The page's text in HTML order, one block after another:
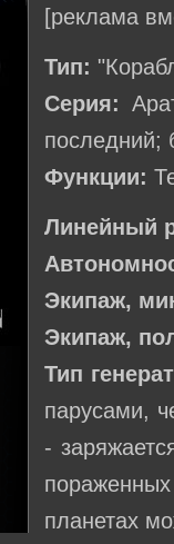
[реклама
Тип:
Серия:
последний;
Функции:
Линейный
Экипаж,
Экипаж,
Тип
парусами,
-
планетах